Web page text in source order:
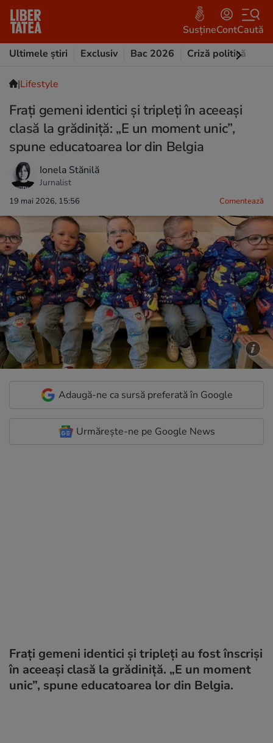
SusțineContCaută
Ultimele știri
Exclusiv Bac 2026 Criză politică
|Lifestyle
Frați gemeni identici și tripleți în aceeași
clasă la grădiniță: „E un moment unic”,
spune educatoarea lor din Belgia
Ionela Stănilă
Jurnalist
19 mai 2026, 15:56 Comentează
Adaugă-ne ca sursă preferată în Google
Urmărește-ne pe Google News
Frați gemeni identici și tripleți au fost înscriși
în aceeași clasă la grădiniță. „E un moment
unic”, spune educatoarea lor din Belgia.